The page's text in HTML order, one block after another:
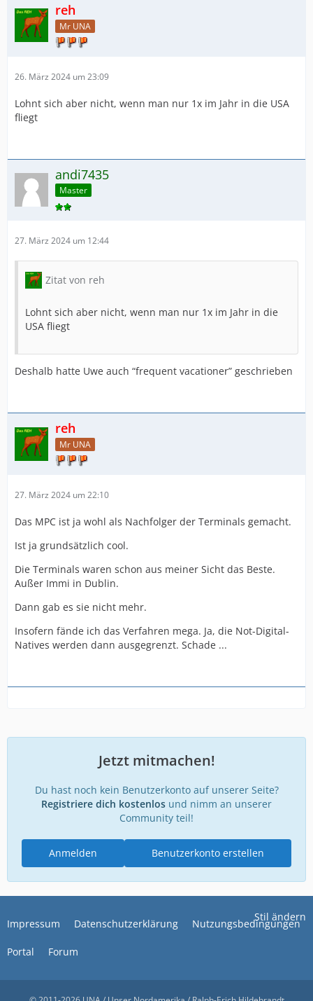
reh
Mr UNA
26. März 2024 um 23:09
Lohnt sich aber nicht, wenn man nur 1x im Jahr in die USA
fliegt
andi7435
Master
27. März 2024 um 12:44
Zitat von reh
Lohnt sich aber nicht, wenn man nur 1x im Jahr in die
USA fliegt
Deshalb hatte Uwe auch “frequent vacationer” geschrieben
reh
Mr UNA
27. März 2024 um 22:10
Das MPC ist ja wohl als Nachfolger der Terminals gemacht.
Ist ja grundsätzlich cool.
Die Terminals waren schon aus meiner Sicht das Beste.
Außer Immi in Dublin.
Dann gab es sie nicht mehr.
Insofern fände ich das Verfahren mega. Ja, die Not-Digital-
Natives werden dann ausgegrenzt. Schade ...
Jetzt mitmachen!
Du hast noch kein Benutzerkonto auf unserer Seite?
Registriere dich kostenlos und nimm an unserer
Community teil!
Benutzerkonto erstellen
Anmelden
Stil ändern
Impressum Datenschutzerklärung Nutzungsbedingungen
Portal Forum